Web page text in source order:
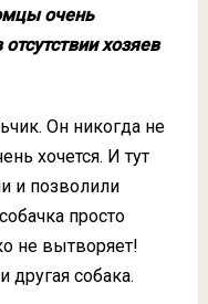
очень
хозяев
Он никогда не
хочется. И тут
и позволили
просто
не вытворяет!
другая собака.